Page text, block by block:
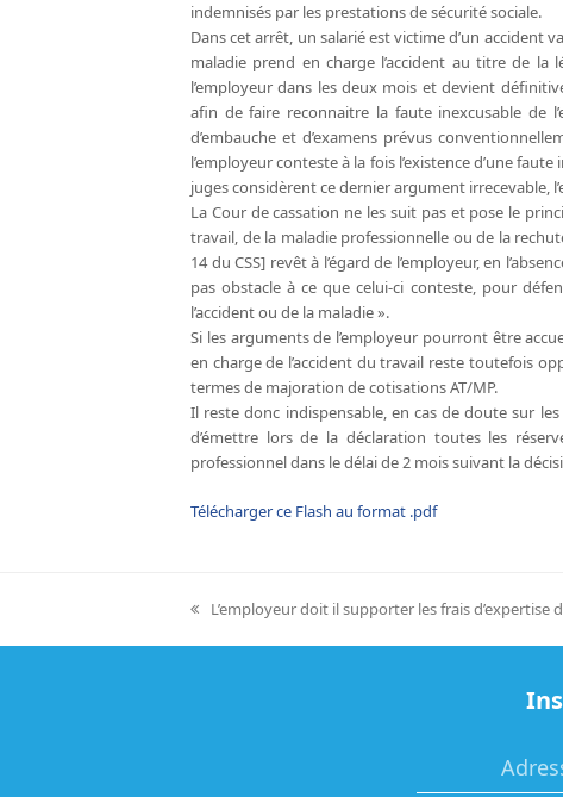
indemnisés par les prestations de sécurité sociale.
Dans cet arrêt, un salarié est victime d’un accident
maladie prend en charge l’accident au titre de la
l’employeur dans les deux mois et devient
afin de faire reconnaitre la faute inexcusable de
d’embauche et d’examens prévus
l’employeur conteste à la fois l’existence d’une
juges considèrent ce dernier argument irrecevable,
La Cour de cassation ne les suit pas et pose le
travail, de la maladie professionnelle ou de la
14 du CSS] revêt à l’égard de l’employeur, en
pas obstacle à ce que celui-ci conteste, pour
l’accident ou de la maladie ».
Si les arguments de l’employeur pourront être
en charge de l’accident du travail reste toutefois
termes de majoration de cotisations AT/MP.
Il reste donc indispensable, en cas de doute sur
d’émettre lors de la déclaration toutes les
professionnel dans le délai de 2 mois suivant la
Télécharger ce Flash au format .pdf
previous
post:
L’employeur doit il supporter les frais d’expertise